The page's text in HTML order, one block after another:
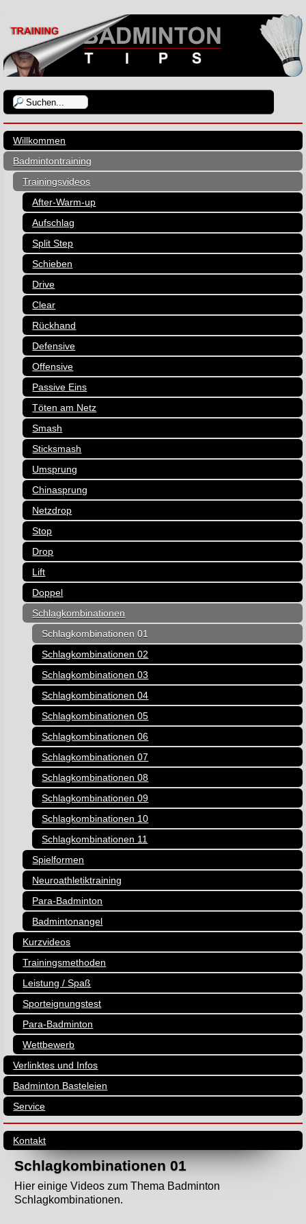
Willkommen
Badmintontraining
Trainingsvideos
After-Warm-up
Aufschlag
Split Step
Schieben
Drive
Clear
Rückhand
Defensive
Offensive
Passive Eins
Töten am Netz
Smash
Sticksmash
Umsprung
Chinasprung
Netzdrop
Stop
Drop
Lift
Doppel
Schlagkombinationen
Schlagkombinationen 01
Schlagkombinationen 02
Schlagkombinationen 03
Schlagkombinationen 04
Schlagkombinationen 05
Schlagkombinationen 06
Schlagkombinationen 07
Schlagkombinationen 08
Schlagkombinationen 09
Schlagkombinationen 10
Schlagkombinationen 11
Spielformen
Neuroathletiktraining
Para-Badminton
Badmintonangel
Kurzvideos
Trainingsmethoden
Leistung / Spaß
Sporteignungstest
Para-Badminton
Wettbewerb
Verlinktes und Infos
Badminton Basteleien
Service
Kontakt
Schlagkombinationen 01
Hier einige Videos zum Thema Badminton
Schlagkombinationen.